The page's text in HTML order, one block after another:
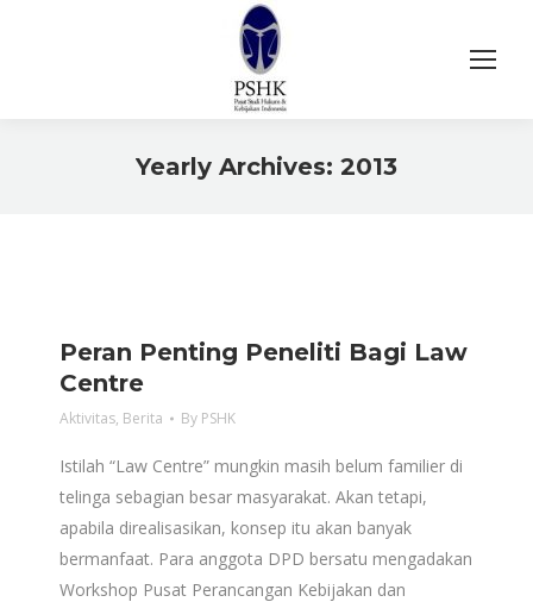
Yearly Archives: 2013
Peran Penting Peneliti Bagi Law
Centre
Aktivitas, Berita By PSHK
Istilah “Law Centre” mungkin masih belum familier di
telinga sebagian besar masyarakat. Akan tetapi,
apabila direalisasikan, konsep itu akan banyak
bermanfaat. Para anggota DPD bersatu mengadakan
Workshop Pusat Perancangan Kebijakan dan